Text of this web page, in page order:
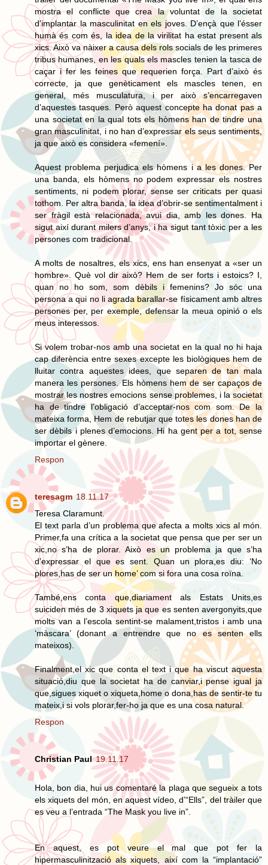
mostra el conflicte que crea la voluntat de la societat
d’implantar la masculinitat en els joves. D’ençà que l’ésser
humà és com és, la idea de la virilitat ha estat present als
xics. Això va nàixer a causa dels rols socials de les primeres
tribus humanes, en les quals els mascles tenien la tasca de
caçar i fer les feines que requerien força. Part d’això és
correcte, ja que genèticament els mascles tenen, en
general, més musculatura, i per això s’encarregaven
d’aquestes tasques. Però aquest concepte ha donat pas a
una societat en la qual tots els hòmens han de tindre una
gran masculinitat, i no han d’expressar els seus sentiments,
ja que això es considera «femení».
Aquest problema perjudica els hòmens i a les dones. Per
una banda, els hòmens no podem expressar els nostres
sentiments, ni podem plorar, sense ser criticats per quasi
tothom. Per altra banda, la idea d’obrir-se sentimentalment i
ser fràgil està relacionada, avui dia, amb les dones. Ha
sigut així durant milers d’anys, i ha sigut tant tòxic per a les
persones com tradicional.
A molts de nosaltres, els xics, ens han ensenyat a «ser un
hombre». Què vol dir això? Hem de ser forts i estoics? I,
quan no ho som, som dèbils i femenins? Jo sóc una
persona a qui no li agrada barallar-se físicament amb altres
persones per, per exemple, defensar la meua opinió o els
meus interessos.
Si volem trobar-nos amb una societat en la qual no hi haja
cap diferència entre sexes excepte les biològiques hem de
lluitar contra aquestes idees, que separen de tan mala
manera les persones. Els hòmens hem de ser capaços de
mostrar les nostres emocions sense problemes, i la societat
ha de tindre l’obligació d’acceptar-nos com som. De la
mateixa forma, Hem de rebutjar que totes les dones han de
ser dèbils i plenes d’emocions. Hi ha gent per a tot, sense
importar el gènere.
Respon
teresagm 18.11.17
Teresa Claramunt.
El text parla d’un problema que afecta a molts xics al món.
Primer,fa una crítica a la societat que pensa que per ser un
xic,no s’ha de plorar. Això es un problema ja que s’ha
d’expressar el que es sent. Quan un plora,es diu: ‘No
plores,has de ser un home’ com si fora una cosa roïna.
També,ens conta que,diariament als Estats Units,es
suiciden més de 3 xiquets ja que es senten avergonyits,que
molts van a l’escola sentint-se malament,tristos i amb una
‘màscara’ (donant a entrendre que no es senten ells
mateixos).
Finalment,el xic que conta el text i que ha viscut aquesta
situació,diu que la societat ha de canviar,i pense igual ja
que,sigues xiquet o xiqueta,home o dona,has de sentir-te tu
mateix,i si vols plorar,fer-ho ja que es una cosa natural.
Respon
Christian Paul 19.11.17
Hola, bon dia, hui us comentaré la plaga que segueix a tots
els xiquets del món, en aquest vídeo, d’“Ells”, del tràiler que
es veu a l’entrada “The Mask you live in”.
En aquest, es pot veure el mal que pot fer la
hipermasculinització als xiquets, així com la “implantació”